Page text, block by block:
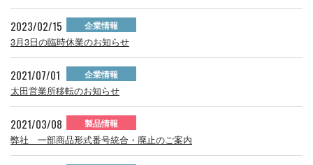
2023/02/15 企業情報
3月3日の臨時休業のお知らせ
2021/07/01 企業情報
太田営業所移転のお知らせ
2021/03/08 製品情報
弊社 一部商品形式番号統合・廃止のご案内